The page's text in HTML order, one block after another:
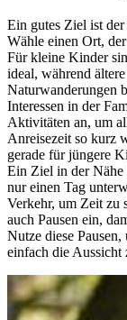
Ein gutes Ziel ist
Wähle einen Ort,
Für kleine Kinder
ideal, während
Naturwanderungen
Interessen in der
Aktivitäten an, um
Anreisezeit so kurz
gerade für jüngere
Ein Ziel in der Nähe
nur einen Tag
Verkehr, um Zeit zu
auch Pausen ein,
Nutze diese
einfach die Aussicht